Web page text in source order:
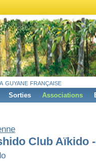
guyane française
Sorties Associations
Club Aïkido